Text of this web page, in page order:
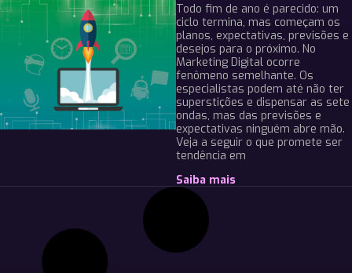
Todo fim de ano é parecido: um
ciclo termina, mas começam os
planos, expectativas, previsões e
desejos para o próximo. No
Marketing Digital ocorre
fenômeno semelhante. Os
especialistas podem até não ter
superstições e dispensar as sete
ondas, mas das previsões e
expectativas ninguém abre mão.
Veja a seguir o que promete ser
tendência em
Saiba mais